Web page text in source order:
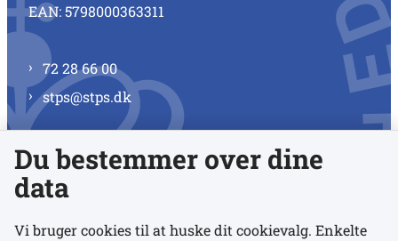
EAN: 5798000363311
72 28 66 00
stps@stps.dk
Se alle kontaktnumre
Du bestemmer over dine
data
Vi bruger cookies til at huske dit cookievalg. Enkelte